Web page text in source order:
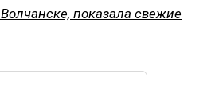
показала свежие